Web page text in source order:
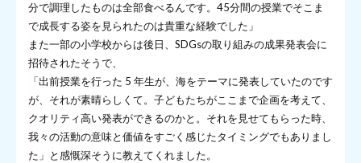
分で調理したものは全部食べるんです。45分間の授業でそこま
で成長する姿を見られたのは貴重な経験でした」
また一部の小学校からは後日、SDGsの取り組みの成果発表会に
招待されたそうで、
「出前授業を行った 5 年生が、海をテーマに発表していたのです
が、それが素晴らしくて。子どもたちがここまで企画を考えて、
クオリティ高い発表ができるのかと。それを見せてもらった時、
我々の活動の意味と価値をすごく感じたタイミングでもありまし
た」と感慨深そうに教えてくれました。